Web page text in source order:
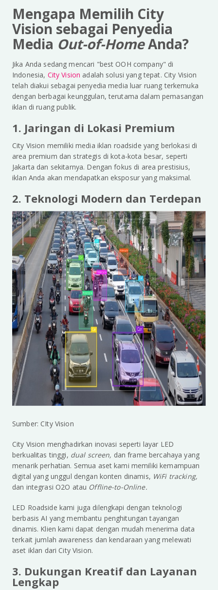
Mengapa Memilih City
Vision sebagai Penyedia
Media Out-of-HomeAnda?
Jika Anda sedang mencari "best OOH company" di
Indonesia, City Vision adalah solusi yang tepat. City Vision
telah diakui sebagai penyedia media luar ruang terkemuka
dengan berbagai keunggulan, terutama dalam pemasangan
iklan di ruang publik.
1. Jaringan di Lokasi Premium
City Vision memiliki media iklan roadside yang berlokasi di
area premium dan strategis di kota-kota besar, seperti
Jakarta dan sekitarnya. Dengan fokus di area prestisius,
iklan Anda akan mendapatkan eksposur yang maksimal.
2. Teknologi Modern dan Terdepan
Sumber: CIty Vision
City Vision menghadirkan inovasi seperti layar LED
berkualitas tinggi, dual screen, dan frame bercahaya yang
menarik perhatian. Semua aset kami memiliki kemampuan
digital yang unggul dengan konten dinamis, WiFi tracking,
dan integrasi O2O atau Offline-to-Online.
LED Roadside kami juga dilengkapi dengan teknologi
berbasis AI yang membantu penghitungan tayangan
dinamis. Klien kami dapat dengan mudah menerima data
terkait jumlah awareness dan kendaraan yang melewati
aset iklan dari City Vision.
3. Dukungan Kreatif dan Layanan
Lengkap